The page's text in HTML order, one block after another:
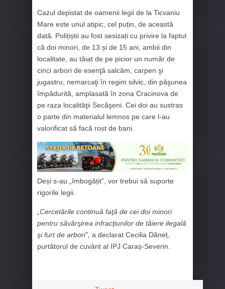
Cazul depistat de oamenii legii de la Ticvaniu
Mare este unul atipic, cel puțin, de această
dată. Polițiștii au fost sesizați cu privire la faptul
că doi minori, de 13 și de 15 ani, ambii din
localitate, au tăiat de pe picior un număr de
cinci arbori de esenţă salcâm, carpen şi
jugastru, nemarcaţi în regim silvic, din păşunea
împădurită, amplasată în zona Cracinova de
pe raza localităţii Secăşeni. Cei doi au sustras
o parte din materialul lemnos pe care l-au
valorificat să facă rost de bani.
Deși s-au „îmbogățit”, vor trebui să suporte
rigorile legii.
„Cercetările continuă faţă de cei doi minori
pentru săvârşirea infracţiunilor de tăiere ilegală
şi furt de arbori”, a declarat Cecilia Dăneț,
purtătorul de cuvânt al IPJ Caraș-Severin.